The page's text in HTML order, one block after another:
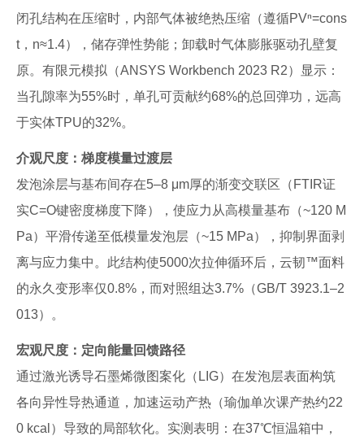
闭孔结构在压缩时，内部气体被绝热压缩（遵循PVⁿ=cons
t，n≈1.4），储存弹性势能；卸载时气体膨胀驱动孔壁复
原。有限元模拟（ANSYS Workbench 2023 R2）显示：
当孔隙率为55%时，单孔可贡献约68%的总回弹功，远高
于实体TPU的32%。
介观尺度：梯度模量过渡层
发泡涂层与基布间存在5–8 μm厚的渐变交联区（FTIR证
实C=O键密度梯度下降），使应力从高模量基布（~120 M
Pa）平滑传递至低模量发泡层（~15 MPa），抑制界面剥
离与应力集中。此结构使5000次拉伸循环后，云韧™面料
的永久变形率仅0.8%，而对照组达3.7%（GB/T 3923.1–2
013）。
宏观尺度：定向能量回馈路径
通过激光诱导石墨烯微图案化（LIG）在发泡层表面构筑
各向异性导热通道，加速运动产热（瑜伽单次课产热约22
0 kcal）导致的局部软化。实测表明：在37℃恒温箱中，